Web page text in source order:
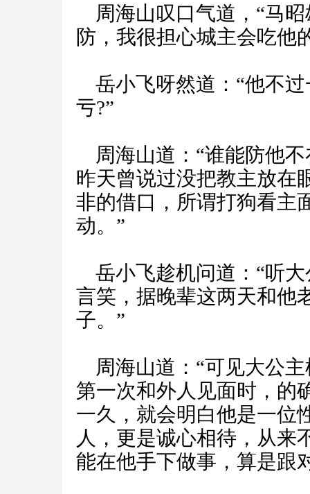
周海山叹口气道，“马
防，我很担心城主会吃他
岳小飞呀然道：“他不
亏?”
周海山道：“谁能防他
昨天曾说过没把教主放在
非的借口，所谓打狗看主
动。”
岳小飞趁机问道：“听
言笑，据晚辈这两天和他
子。”
周海山道：“可见大公
第一次和外人见面时，的
一久，就会明白他是一位
人，更是诚心相待，从来
能在他手下做事，算是跟